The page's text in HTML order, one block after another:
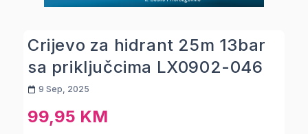
Crijevo za hidrant 25m 13bar
sa priključcima LX0902-046
9 Sep, 2025
99,95 KM